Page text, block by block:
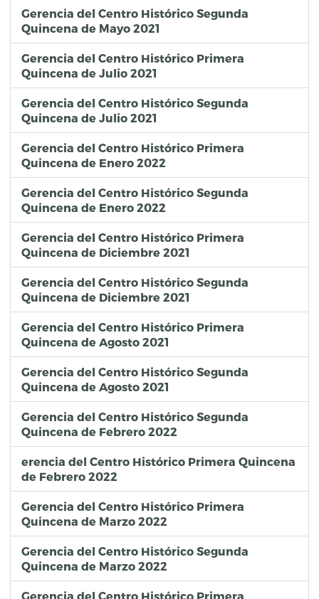
Gerencia del Centro Histórico Segunda
Quincena de Mayo 2021
Gerencia del Centro Histórico Primera
Quincena de Julio 2021
Gerencia del Centro Histórico Segunda
Quincena de Julio 2021
Gerencia del Centro Histórico Primera
Quincena de Enero 2022
Gerencia del Centro Histórico Segunda
Quincena de Enero 2022
Gerencia del Centro Histórico Primera
Quincena de Diciembre 2021
Gerencia del Centro Histórico Segunda
Quincena de Diciembre 2021
Gerencia del Centro Histórico Primera
Quincena de Agosto 2021
Gerencia del Centro Histórico Segunda
Quincena de Agosto 2021
Gerencia del Centro Histórico Segunda
Quincena de Febrero 2022
erencia del Centro Histórico Primera Quincena
de Febrero 2022
Gerencia del Centro Histórico Primera
Quincena de Marzo 2022
Gerencia del Centro Histórico Segunda
Quincena de Marzo 2022
Gerencia del Centro Histórico Primera